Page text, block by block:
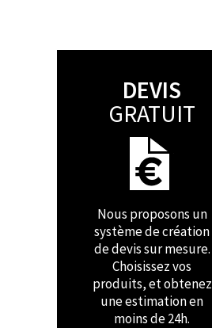
DEVIS
GRATUIT
Nous proposons un
système de création
de devis sur mesure.
Choisissez vos
produits, et obtenez
une estimation en
moins de 24h.